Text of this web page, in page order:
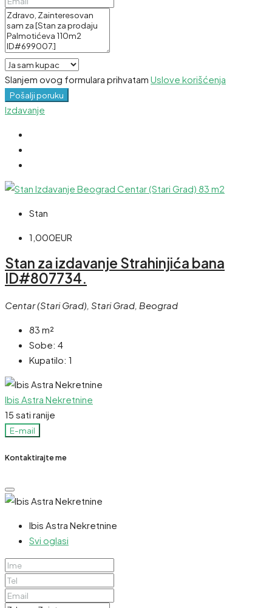
Slanjem ovog formulara prihvatam Uslove korišćenja
Pošalji poruku
Izdavanje
Stan
1,000EUR
Stan za izdavanje Strahinjića bana
ID#807734.
Centar (Stari Grad), Stari Grad, Beograd
83 m²
Sobe: 4
Kupatilo: 1
Ibis Astra Nekretnine
15 sati ranije
E-mail
Kontaktirajte me
Ibis Astra Nekretnine
Svi oglasi